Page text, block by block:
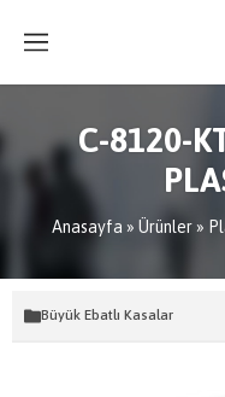
C-8120-
Anasayfa » Ürünler»
Büyük Ebatlı Kasalar